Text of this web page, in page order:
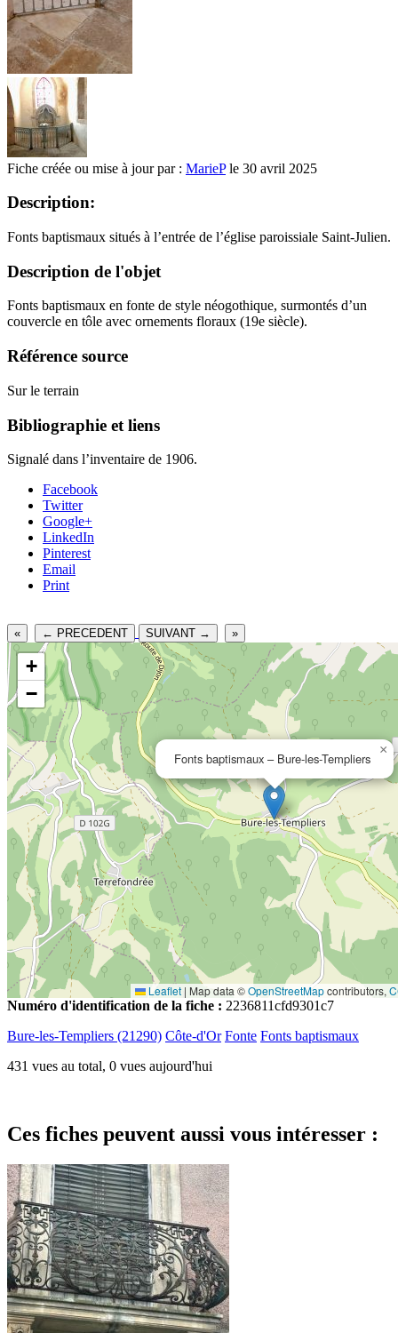
Fiche créée ou mise à jour par : MariePle 30 avril 2025
Description:
Fonts baptismaux situés à l’entrée de l’église paroissiale Saint-Julien.
Description de l'objet
Fonts baptismaux en fonte de style néogothique, surmontés d’un
couvercle en tôle avec ornements floraux (19e siècle).
Référence source
Sur le terrain
Bibliographie et liens
Signalé dans l’inventaire de 1906.
Facebook
Twitter
Google+
LinkedIn
Pinterest
Email
Print
« ← PRECEDENT SUIVANT → »
Fonts baptismaux – Bure-les-Templiers
×
+
−
Leaflet | Map data ©OpenStreetMapcontributors,
Numéro d'identification de la fiche : 2236811cfd9301c7
Bure-les-Templiers (21290) Côte-d'Or Fonte Fonts baptismaux
431 vues au total, 0 vues aujourd'hui
Ces fiches peuvent aussi vous intéresser :